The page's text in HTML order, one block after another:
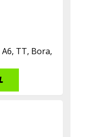
TT, Bora,